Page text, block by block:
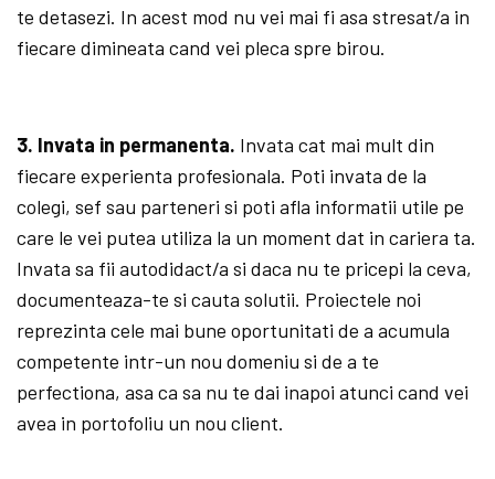
te detasezi. In acest mod nu vei mai fi asa stresat/a in
fiecare dimineata cand vei pleca spre birou.
3. Invata in permanenta. Invata cat mai mult din
fiecare experienta profesionala. Poti invata de la
colegi, sef sau parteneri si poti afla informatii utile pe
care le vei putea utiliza la un moment dat in cariera ta.
Invata sa fii autodidact/a si daca nu te pricepi la ceva,
documenteaza-te si cauta solutii. Proiectele noi
reprezinta cele mai bune oportunitati de a acumula
competente intr-un nou domeniu si de a te
perfectiona, asa ca sa nu te dai inapoi atunci cand vei
avea in portofoliu un nou client.